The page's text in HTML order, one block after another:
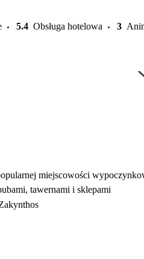
5.4 Obsługa hotelowa 3
miejscowości
tawernami i sklepami